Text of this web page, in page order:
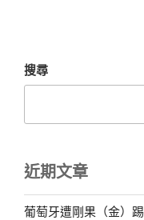
搜尋
近期文章
葡萄牙遭剛果（金）